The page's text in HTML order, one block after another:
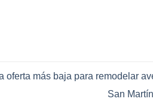
oferta más baja para remodelar
San Martín